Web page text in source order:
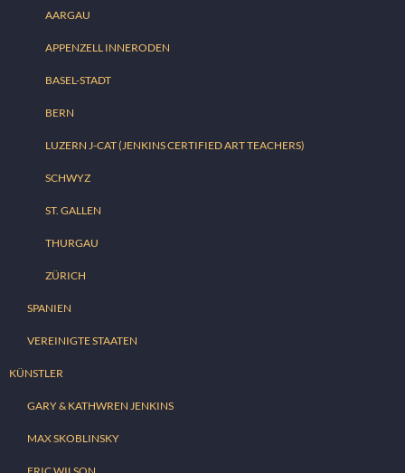
AARGAU
APPENZELL INNERODEN
BASEL-STADT
BERN
LUZERN J-CAT (JENKINS CERTIFIED ART TEACHERS)
SCHWYZ
ST. GALLEN
THURGAU
ZÜRICH
SPANIEN
VEREINIGTE STAATEN
KÜNSTLER
GARY & KATHWREN JENKINS
MAX SKOBLINSKY